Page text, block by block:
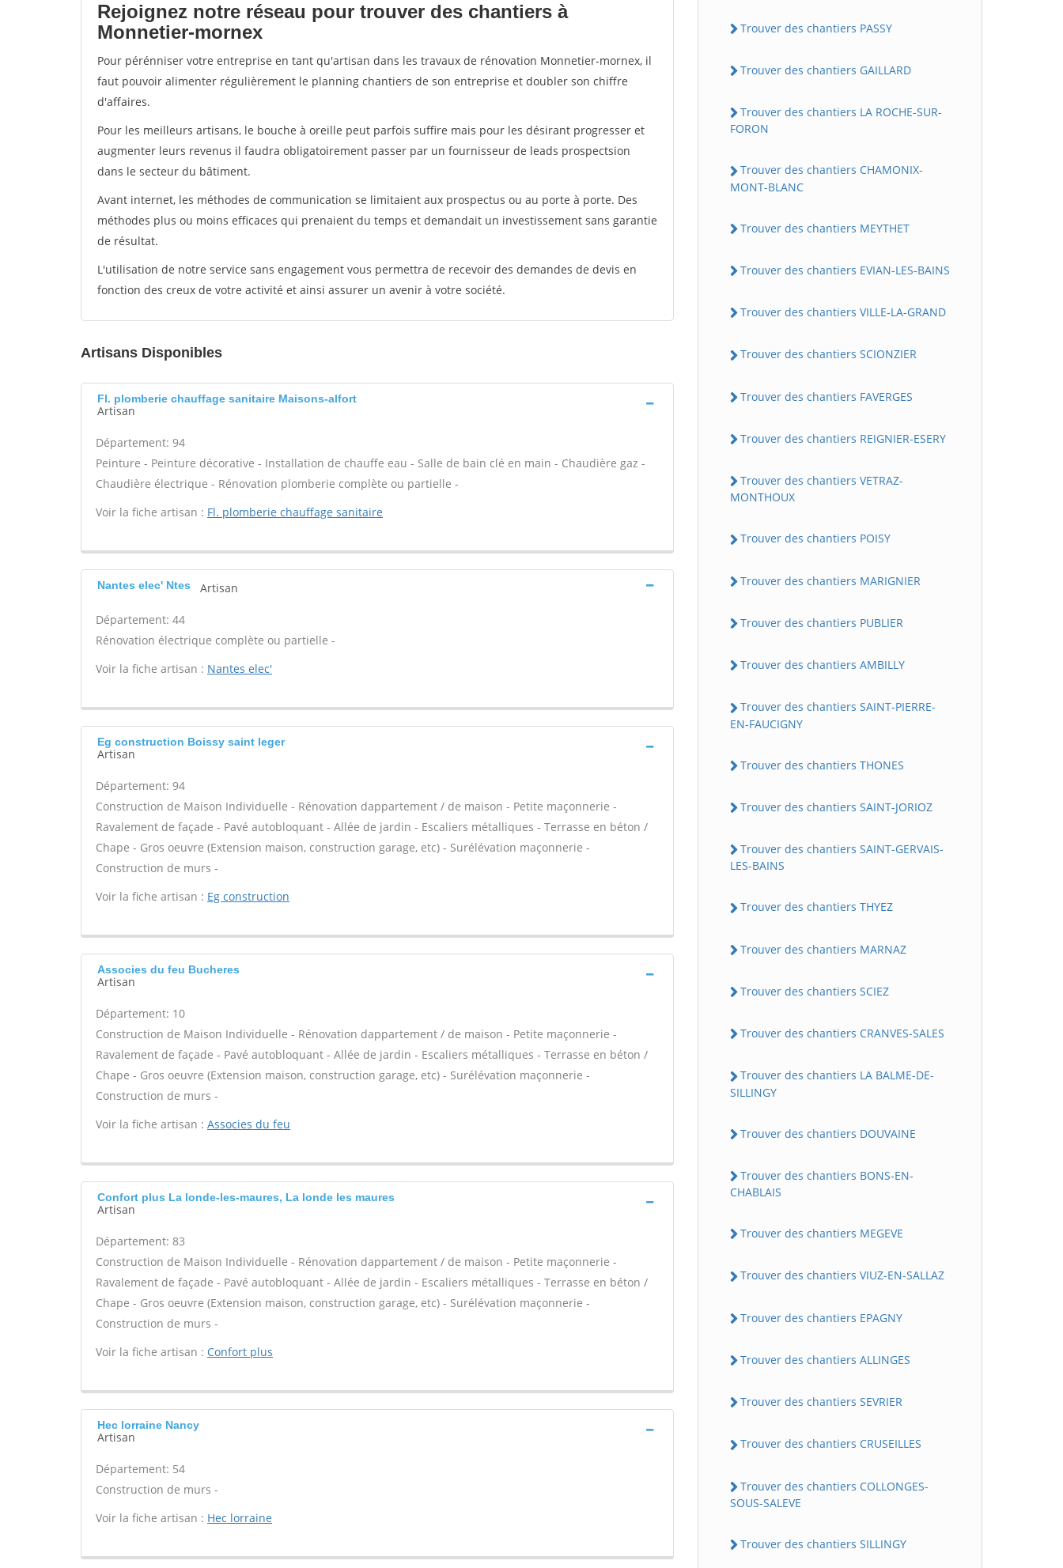
Rejoignez notre réseau pour trouver des chantiers à
Monnetier-mornex
Pour pérénniser votre entreprise en tant qu'artisan dans les travaux de rénovation Monnetier-mornex, il
faut pouvoir alimenter régulièrement le planning chantiers de son entreprise et doubler son chiffre
d'affaires.
Pour les meilleurs artisans, le bouche à oreille peut parfois suffire mais pour les désirant progresser et
augmenter leurs revenus il faudra obligatoirement passer par un fournisseur de leads prospectsion
dans le secteur du bâtiment.
Avant internet, les méthodes de communication se limitaient aux prospectus ou au porte à porte. Des
méthodes plus ou moins efficaces qui prenaient du temps et demandait un investissement sans garantie
de résultat.
L'utilisation de notre service sans engagement vous permettra de recevoir des demandes de devis en
fonction des creux de votre activité et ainsi assurer un avenir à votre société.
Artisans Disponibles
Fl. plomberie chauffage sanitaire Maisons-alfort
Artisan
Département: 94
Peinture - Peinture décorative - Installation de chauffe eau - Salle de bain clé en main - Chaudière gaz -
Chaudière électrique - Rénovation plomberie complète ou partielle -
Voir la fiche artisan : Fl. plomberie chauffage sanitaire
Nantes elec' Ntes Artisan
Département: 44
Rénovation électrique complète ou partielle -
Voir la fiche artisan : Nantes elec'
Eg construction Boissy saint leger
Artisan
Département: 94
Construction de Maison Individuelle - Rénovation dappartement / de maison - Petite maçonnerie -
Ravalement de façade - Pavé autobloquant - Allée de jardin - Escaliers métalliques - Terrasse en béton /
Chape - Gros oeuvre (Extension maison, construction garage, etc) - Surélévation maçonnerie -
Construction de murs -
Voir la fiche artisan : Eg construction
Associes du feu Bucheres
Artisan
Département: 10
Construction de Maison Individuelle - Rénovation dappartement / de maison - Petite maçonnerie -
Ravalement de façade - Pavé autobloquant - Allée de jardin - Escaliers métalliques - Terrasse en béton /
Chape - Gros oeuvre (Extension maison, construction garage, etc) - Surélévation maçonnerie -
Construction de murs -
Voir la fiche artisan : Associes du feu
Confort plus La londe-les-maures, La londe les maures
Artisan
Département: 83
Construction de Maison Individuelle - Rénovation dappartement / de maison - Petite maçonnerie -
Ravalement de façade - Pavé autobloquant - Allée de jardin - Escaliers métalliques - Terrasse en béton /
Chape - Gros oeuvre (Extension maison, construction garage, etc) - Surélévation maçonnerie -
Construction de murs -
Voir la fiche artisan : Confort plus
Hec lorraine Nancy
Artisan
Département: 54
Construction de murs -
Voir la fiche artisan : Hec lorraine
Trouver des chantiers PASSY
Trouver des chantiers GAILLARD
Trouver des chantiers LA ROCHE-SUR-
FORON
Trouver des chantiers CHAMONIX-
MONT-BLANC
Trouver des chantiers MEYTHET
Trouver des chantiers EVIAN-LES-BAINS
Trouver des chantiers VILLE-LA-GRAND
Trouver des chantiers SCIONZIER
Trouver des chantiers FAVERGES
Trouver des chantiers REIGNIER-ESERY
Trouver des chantiers VETRAZ-
MONTHOUX
Trouver des chantiers POISY
Trouver des chantiers MARIGNIER
Trouver des chantiers PUBLIER
Trouver des chantiers AMBILLY
Trouver des chantiers SAINT-PIERRE-
EN-FAUCIGNY
Trouver des chantiers THONES
Trouver des chantiers SAINT-JORIOZ
Trouver des chantiers SAINT-GERVAIS-
LES-BAINS
Trouver des chantiers THYEZ
Trouver des chantiers MARNAZ
Trouver des chantiers SCIEZ
Trouver des chantiers CRANVES-SALES
Trouver des chantiers LA BALME-DE-
SILLINGY
Trouver des chantiers DOUVAINE
Trouver des chantiers BONS-EN-
CHABLAIS
Trouver des chantiers MEGEVE
Trouver des chantiers VIUZ-EN-SALLAZ
Trouver des chantiers EPAGNY
Trouver des chantiers ALLINGES
Trouver des chantiers SEVRIER
Trouver des chantiers CRUSEILLES
Trouver des chantiers COLLONGES-
SOUS-SALEVE
Trouver des chantiers SILLINGY